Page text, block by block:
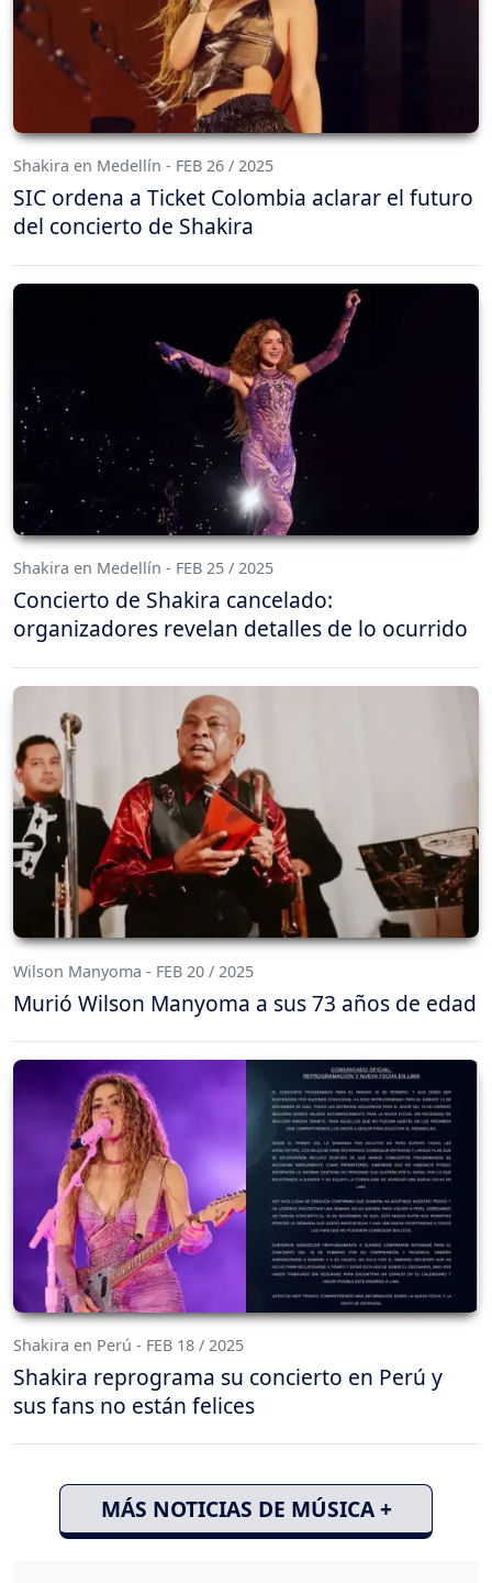
Shakira en Medellín - FEB 26 / 2025
SIC ordena a Ticket Colombia aclarar el futuro
del concierto de Shakira
Shakira en Medellín - FEB 25 / 2025
Concierto de Shakira cancelado:
organizadores revelan detalles de lo ocurrido
Wilson Manyoma - FEB 20 / 2025
Murió Wilson Manyoma a sus 73 años de edad
Shakira en Perú - FEB 18 / 2025
Shakira reprograma su concierto en Perú y
sus fans no están felices
MÁS NOTICIAS DE MÚSICA +